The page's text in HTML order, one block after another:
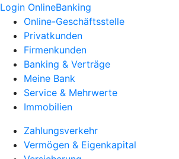
Login OnlineBanking
Online-Geschäftsstelle
Privatkunden
Firmenkunden
Banking & Verträge
Meine Bank
Service & Mehrwerte
Immobilien
Zahlungsverkehr
Vermögen & Eigenkapital